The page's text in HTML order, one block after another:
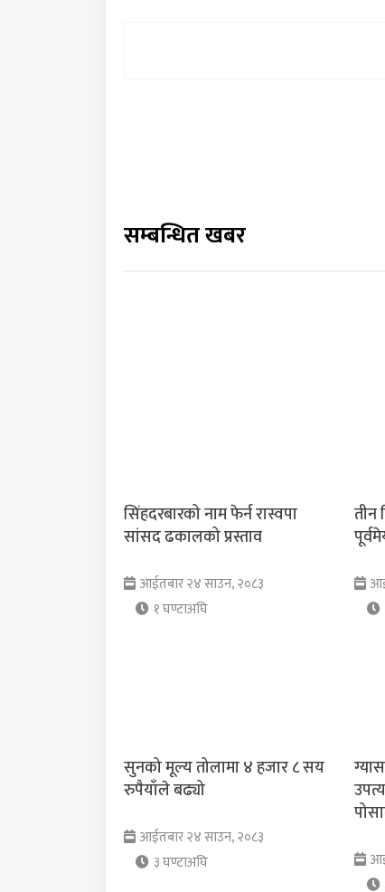
सम्बन्धित खबर
सिंहदरबारको नाम फेर्न रास्वपा
सांसद ढकालको प्रस्ताव
आईतबार २४ साउन, २०८३
१ घण्टाअघि
तीन
सुनको मूल्य तोलामा ४ हजार ८ सय
रुपैयाँले बढ्यो
आईतबार २४ साउन, २०८३
३ घण्टाअघि